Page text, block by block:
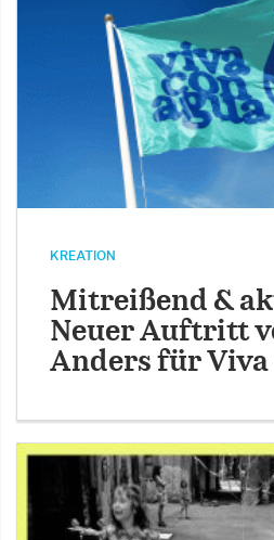
KREATION
Mitreißend &
Neuer Auftritt
Anders für Viva